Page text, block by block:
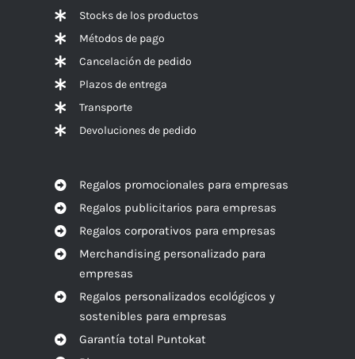
Stocks de los productos
Métodos de pago
Cancelación de pedido
Plazos de entrega
Transporte
Devoluciones de pedido
Regalos promocionales para empresas
Regalos publicitarios para empresas
Regalos corporativos para empresas
Merchandising personalizado para
empresas
Regalos personalizados ecológicos y
sostenibles para empresas
Garantía total Puntokat